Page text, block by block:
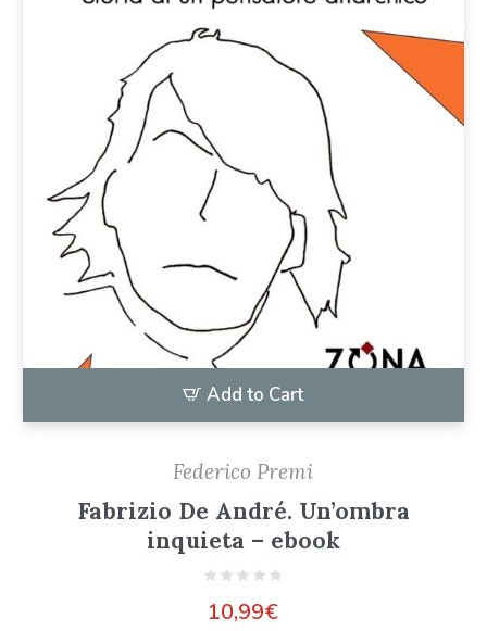
Add to Cart
Federico Premi
Fabrizio De André. Un’ombra
inquieta – ebook
10,99€